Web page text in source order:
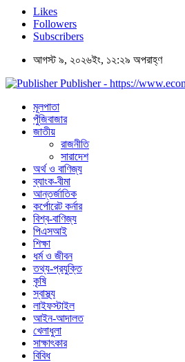
Likes
Followers
Subscribers
আগস্ট ৯, ২০২৬ইং, ১২:২৯ অপরাহ্ণ
Publisher - https://
মূলপাতা
পুঁজিবাজার
জাতীয়
রাজনীতি
সারাদেশ
অর্থ ও বাণিজ্য
ব্যাংক-বীমা
আন্তর্জাতিক
কর্পোরেট কর্নার
বিশ্ব-বাণিজ্য
পিএসআই
শিক্ষা
ধর্ম ও জীবন
তথ্য-প্রযুক্তি
কৃষি
স্বাস্থ্য
লাইফস্টাইল
আইন-আদালত
খেলাধুলা
সাক্ষাৎকার
বিবিধ